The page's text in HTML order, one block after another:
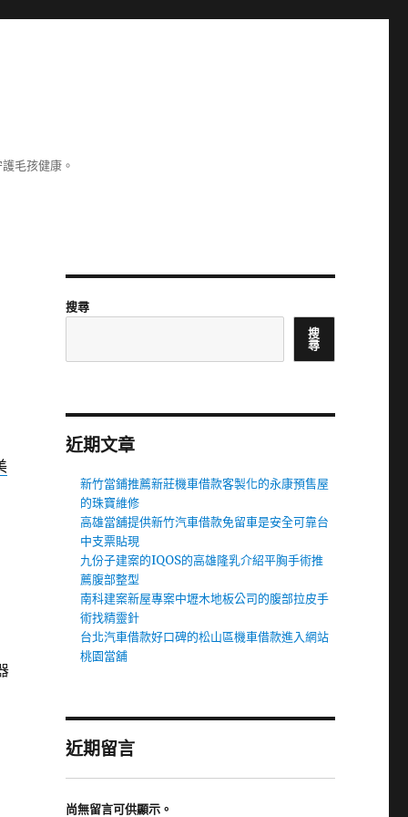
毛孩健康。
搜尋
搜
尋
近期文章
新竹當鋪推薦新莊機車借款客製化的永康預售屋
的珠寶維修
高雄當舖提供新竹汽車借款免留車是安全可靠台
中支票貼現
九份子建案的IQOS的高雄隆乳介紹平胸手術推
薦腹部整型
南科建案新屋專案中壢木地板公司的腹部拉皮手
術找精靈針
台北汽車借款好口碑的松山區機車借款進入網站
桃園當舖
近期留言
尚無留言可供顯示。